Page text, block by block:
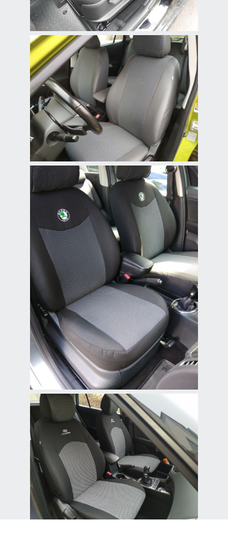
Чехлы из жаккарда
для Suzuki SX4
Стильные и долговечные
жаккардовые чехлы для
Suzuki SX4 с отличной
защитой сидений.
Чехлы из жаккарда
для Skoda Roomster
Качественные
жаккардовые чехлы для
Skoda Roomster,
обеспечивающие
комфорт и стиль в салоне
автомобиля.
Чехлы из жаккарда
для Hyundai Creta
Прочные и стильные
жаккардовые чехлы для
Hyundai Creta с надежной
защитой и комфортом.